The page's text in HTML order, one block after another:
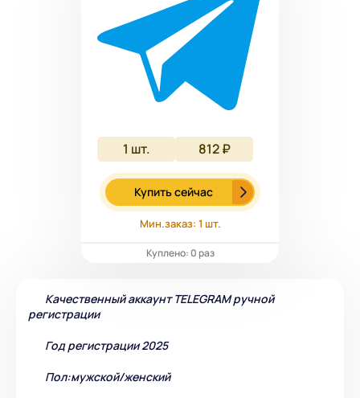
1 шт. 812 ₽
Купить сейчас
Мин.заказ: 1 шт.
Куплено: 0 раз
Качественный аккаунт TELEGRAM ручной
регистрации
Год регистрации 2025
Пол:мужской/женский